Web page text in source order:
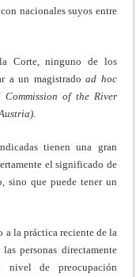
nacionales suyos entre
Corte, ninguno de los
a un magistradoad hoc
of the River
tienen una gran
el significado de
sino que puede tener un
a la práctica reciente de la
personas directamente
nivel de preocupación